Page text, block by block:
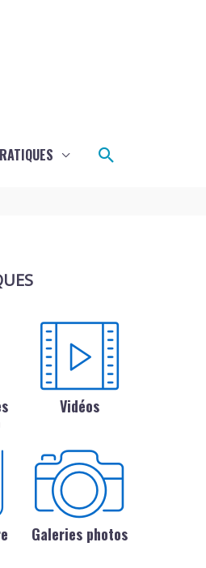
Rechercher
Vidéos
Galeries photos